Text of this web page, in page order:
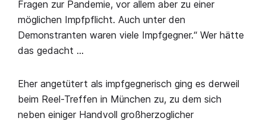
Fragen zur Pandemie, vor allem aber zu einer
möglichen Impfpflicht. Auch unter den
Demonstranten waren viele Impfgegner.“ Wer hätte
das gedacht …
Eher angetütert als impfgegnerisch ging es derweil
beim Reel-Treffen in München zu, zu dem sich
neben einiger Handvoll großherzoglicher